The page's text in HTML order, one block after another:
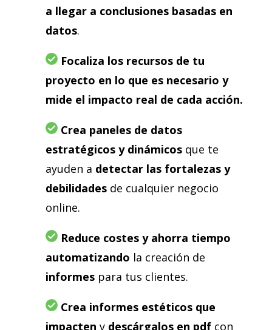
a llegar a conclusiones basadas en
datos.
Focaliza los recursos de tu
proyecto en lo que es necesario y
mide el impacto real de cada acción.
Crea paneles de datos
estratégicos y dinámicosque te
ayuden a detectar las fortalezas y
debilidadesde cualquier negocio
online.
Reduce costes y ahorra tiempo
automatizando la creación de
informespara tus clientes.
Crea informes estéticos que
impacten y descárgalos en pdfcon